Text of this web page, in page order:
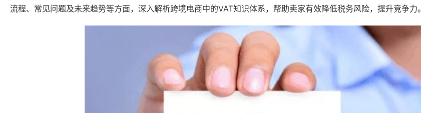
流程、常见问题及未来趋势等方面，深入解析跨境电商中的VAT知识体系，帮助卖家有效降低税务风险，提升竞争力。